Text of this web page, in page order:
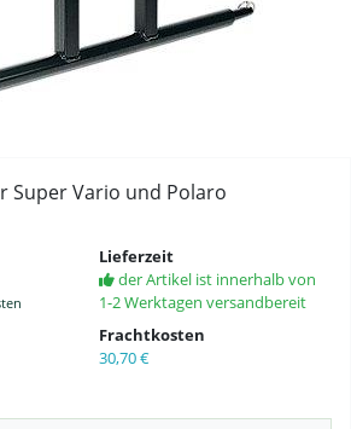
Super Vario und Polaro
Lieferzeit
der Artikel ist innerhalb von
1-2 Werktagen versandbereit
Frachtkosten
30,70 €